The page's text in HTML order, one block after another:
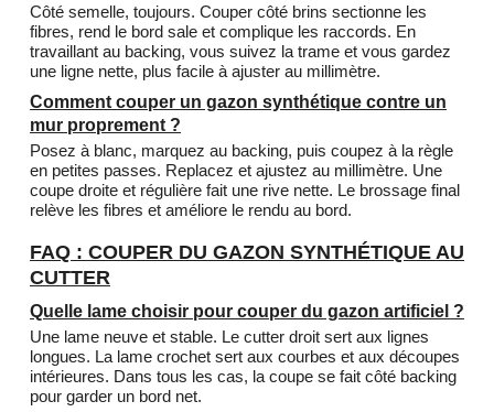
Côté semelle, toujours. Couper côté brins sectionne les
fibres, rend le bord sale et complique les raccords. En
travaillant au backing, vous suivez la trame et vous gardez
une ligne nette, plus facile à ajuster au millimètre.
Comment couper un gazon synthétique contre un
mur proprement ?
Posez à blanc, marquez au backing, puis coupez à la règle
en petites passes. Replacez et ajustez au millimètre. Une
coupe droite et régulière fait une rive nette. Le brossage final
relève les fibres et améliore le rendu au bord.
FAQ : COUPER DU GAZON SYNTHÉTIQUE AU
CUTTER
Quelle lame choisir pour couper du gazon artificiel ?
Une lame neuve et stable. Le cutter droit sert aux lignes
longues. La lame crochet sert aux courbes et aux découpes
intérieures. Dans tous les cas, la coupe se fait côté backing
pour garder un bord net.